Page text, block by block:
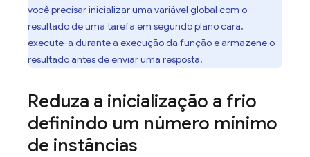
você precisar inicializar uma variável global com o
resultado de uma tarefa em segundo plano cara,
execute-a durante a execução da função e armazene o
resultado antes de enviar uma resposta.
Reduza a inicialização a frio
definindo um número mínimo
de instâncias